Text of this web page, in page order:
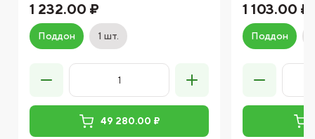
1 232.00 ₽
Поддон 1 шт.
49 280.00 ₽
1 103.00 ₽
Поддон